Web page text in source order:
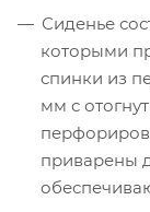
Сиденье
которыми
спинки из
мм с
приварены